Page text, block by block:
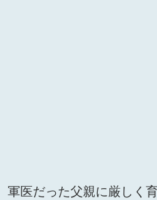
軍医だった父親に厳しく